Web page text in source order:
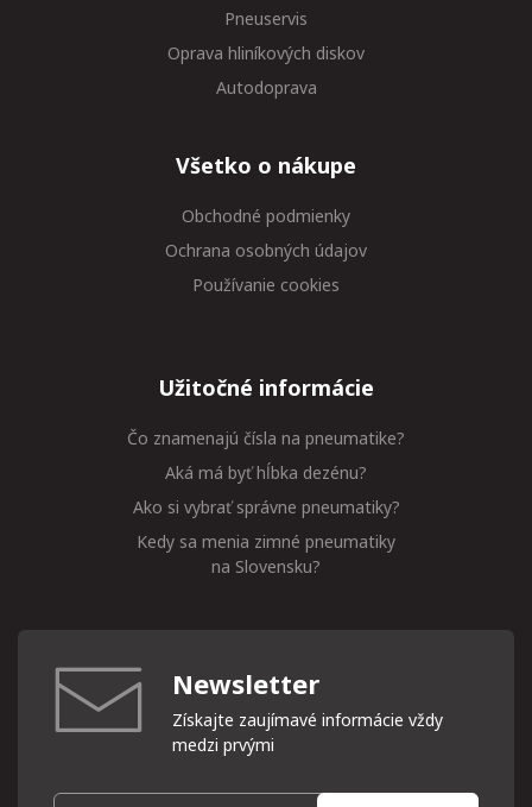
Pneuservis
Oprava hliníkových diskov
Autodoprava
Všetko o nákupe
Obchodné podmienky
Ochrana osobných údajov
Používanie cookies
Užitočné informácie
Čo znamenajú čísla na pneumatike?
Aká má byť hĺbka dezénu?
Ako si vybrať správne pneumatiky?
Kedy sa menia zimné pneumatiky
na Slovensku?
Newsletter
Získajte zaujímavé informácie vždy
medzi prvými